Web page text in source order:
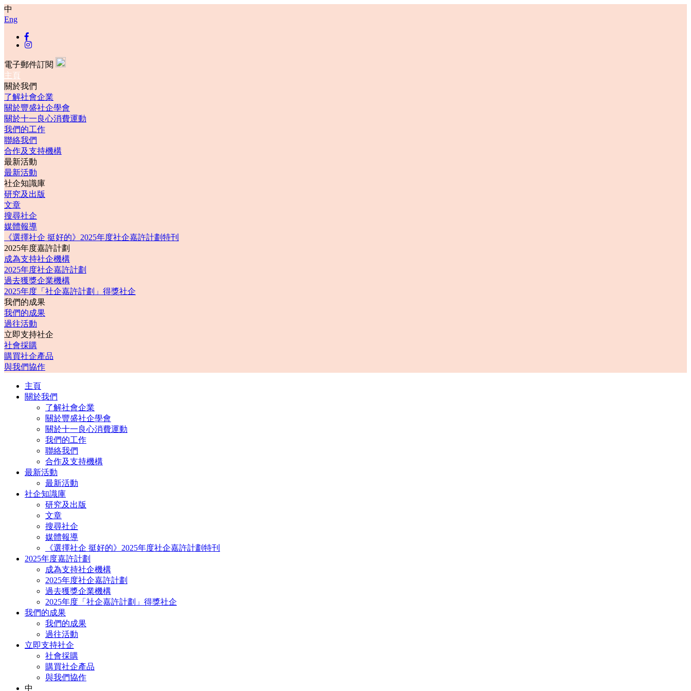
中
Eng
電子郵件訂閱
主頁
關於我們
了解社會企業
關於豐盛社企學會
關於十一良心消費運動
我們的工作
聯絡我們
合作及支持機構
最新活動
最新活動
社企知識庫
研究及出版
文章
搜尋社企
媒體報導
《選擇社企 挺好的》2025年度社企嘉許計劃特刊
2025年度嘉許計劃
成為支持社企機構
2025年度社企嘉許計劃
過去獲獎企業機構
2025年度「社企嘉許計劃」得獎社企
我們的成果
我們的成果
過往活動
立即支持社企
社會採購
購買社企產品
與我們協作
主頁
關於我們
了解社會企業
關於豐盛社企學會
關於十一良心消費運動
我們的工作
聯絡我們
合作及支持機構
最新活動
最新活動
社企知識庫
研究及出版
文章
搜尋社企
媒體報導
《選擇社企 挺好的》2025年度社企嘉許計劃特刊
2025年度嘉許計劃
成為支持社企機構
2025年度社企嘉許計劃
過去獲獎企業機構
2025年度「社企嘉許計劃」得獎社企
我們的成果
我們的成果
過往活動
立即支持社企
社會採購
購買社企產品
與我們協作
中